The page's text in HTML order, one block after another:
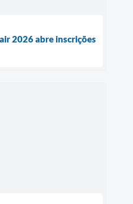
2026 abre inscrições